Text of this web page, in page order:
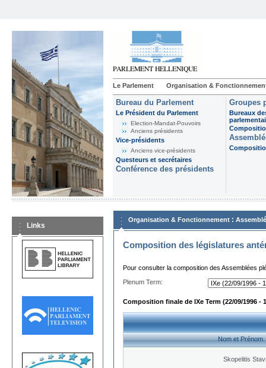
Le Parlement Organisation &
Bureau du Parlement
Le Président du Parlement
Election-Mandat-Pouvoirs
Anciens présidents
Vice-présidents
Anciens vice-présidents
Questeurs et secrétaires
Conférence des présidents
Groupes
Bureaux
Links
Organisation & Fonctionnement :
Composition des législatures
Pour consulter la composition des Assemblées
Plenum Term:
Composition finale de IXe Term (22/09/1996 -
Nom et Prénom
Skopelitis